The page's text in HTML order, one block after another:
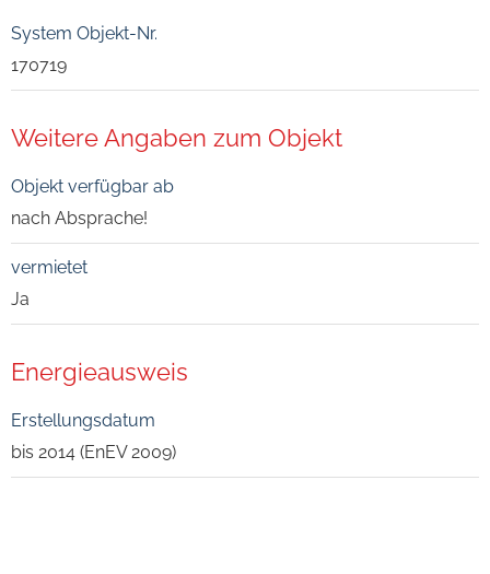
System Objekt-Nr.
170719
Weitere Angaben zum Objekt
Objekt verfügbar ab
nach Absprache!
vermietet
Ja
Energieausweis
Erstellungsdatum
bis 2014 (EnEV 2009)